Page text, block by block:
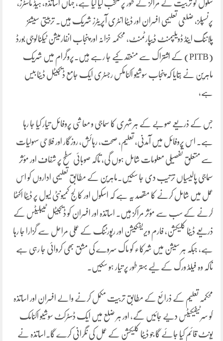
سکول کو تربیت کے مراکز کے طور پر منتخب کیا گیا ہے، جہاں اساتذہ، ہیڈ ماسٹرز،
پرنسپلز، ضلعی تعلیمی افسران اور ڈیٹا انٹری آپریٹرز شریک ہیں۔ تربیتی سیشنز
پلاننگ اینڈ ڈویلپمنٹ ڈیپارٹمنٹ، محکمہ خزانہ اور پنجاب انفارمیشن ٹیکنالوجی بورڈ
(PITB) کے اشتراک سے منعقد کیے جا رہے ہیں۔پروگرام میں شریک
ماہرین نے بتایا کہ پنجاب سوشیو اکنامکس رجسٹری ایک جامع ڈیجیٹل ڈیٹا بیس
ہے،
جس کے ذریعے صوبے کے ہر شہری کا سماجی و معاشی پروفائل تیار کیا جا رہا
ہے۔ اس پروفائل میں آمدنی، تعلیم، صحت، رہائش، روزگار اور فلاحی سہولیات
سے متعلق تفصیلی معلومات شامل ہوں گی، تاکہ صوبائی سطح پر شفاف اور مؤثر
سماجی پالیسیاں ترتیب دی جا سکیں۔ماہرین کے مطابق تعلیمی اداروں کو اس
عمل میں شامل کرنے کا مقصد یہ ہے کہ اسکول اور کالج کمیونٹی لیول پر ڈیٹا اکٹھا
کرنے کے سب سے مؤثر مراکز ہیں۔ اساتذہ اور افسران کو ڈیجیٹل ٹیبلیٹس کے
ذریعے ڈیٹا کلیکشن، فارم ویریفکیشن اور رپورٹنگ کے عملی مراحل سے گزارا جا رہا
ہے، جبکہ ہر سیشن میں شرکاء کو ماک سروے کی مشق بھی کروائی جا رہی ہے
تاکہ وہ فیلڈ ورک کے لیے بہتر طور پر تیار ہو سکیں۔
محکمہ تعلیم کے ذرائع کے مطابق تربیت مکمل کرنے والے افسران اور اساتذہ
کو سرٹیفیکیٹس دیے جائیں گے، اور ہر ضلع میں ایک ڈسٹرکٹ سوشیو اکنامک
یونٹ قائم کیا جائے گا جو ڈیٹا کلیکشن کے عمل کی نگرانی کرے گا۔اساتذہ نے